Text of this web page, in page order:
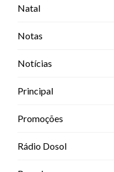
Natal
Notas
Notícias
Principal
Promoções
Rádio Dosol